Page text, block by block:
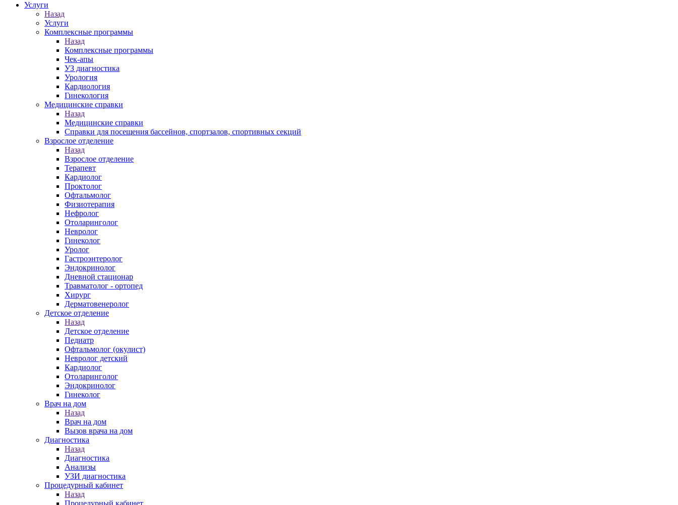
Услуги
Назад
Услуги
Комплексные программы
Назад
Комплексные программы
Чек-апы
УЗ диагностика
Урология
Кардиология
Гинекология
Медицинские справки
Назад
Медицинские справки
Справки для посещения бассейнов, спортзалов, спортивных секций
Взрослое отделение
Назад
Взрослое отделение
Терапевт
Кардиолог
Проктолог
Офтальмолог
Физиотерапия
Нефролог
Отоларинголог
Невролог
Гинеколог
Уролог
Гастроэнтеролог
Эндокринолог
Дневной стационар
Травматолог - ортопед
Хирург
Дерматовенеролог
Детское отделение
Назад
Детское отделение
Педиатр
Офтальмолог (окулист)
Невролог детский
Кардиолог
Отоларинголог
Эндокринолог
Гинеколог
Врач на дом
Назад
Врач на дом
Вызов врача на дом
Диагностика
Назад
Диагностика
Анализы
УЗИ диагностика
Процедурный кабинет
Назад
Процедурный кабинет